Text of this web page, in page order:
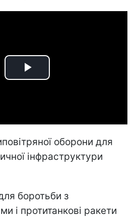
Play
оборони для
інфраструктури
боротьби з
і протитанкові ракети